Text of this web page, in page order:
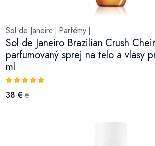
Sol de Janeiro Parfémy
Sol de Janeiro Brazilian Crush
parfumovaný sprej na telo a vlasy
ml
38 € €